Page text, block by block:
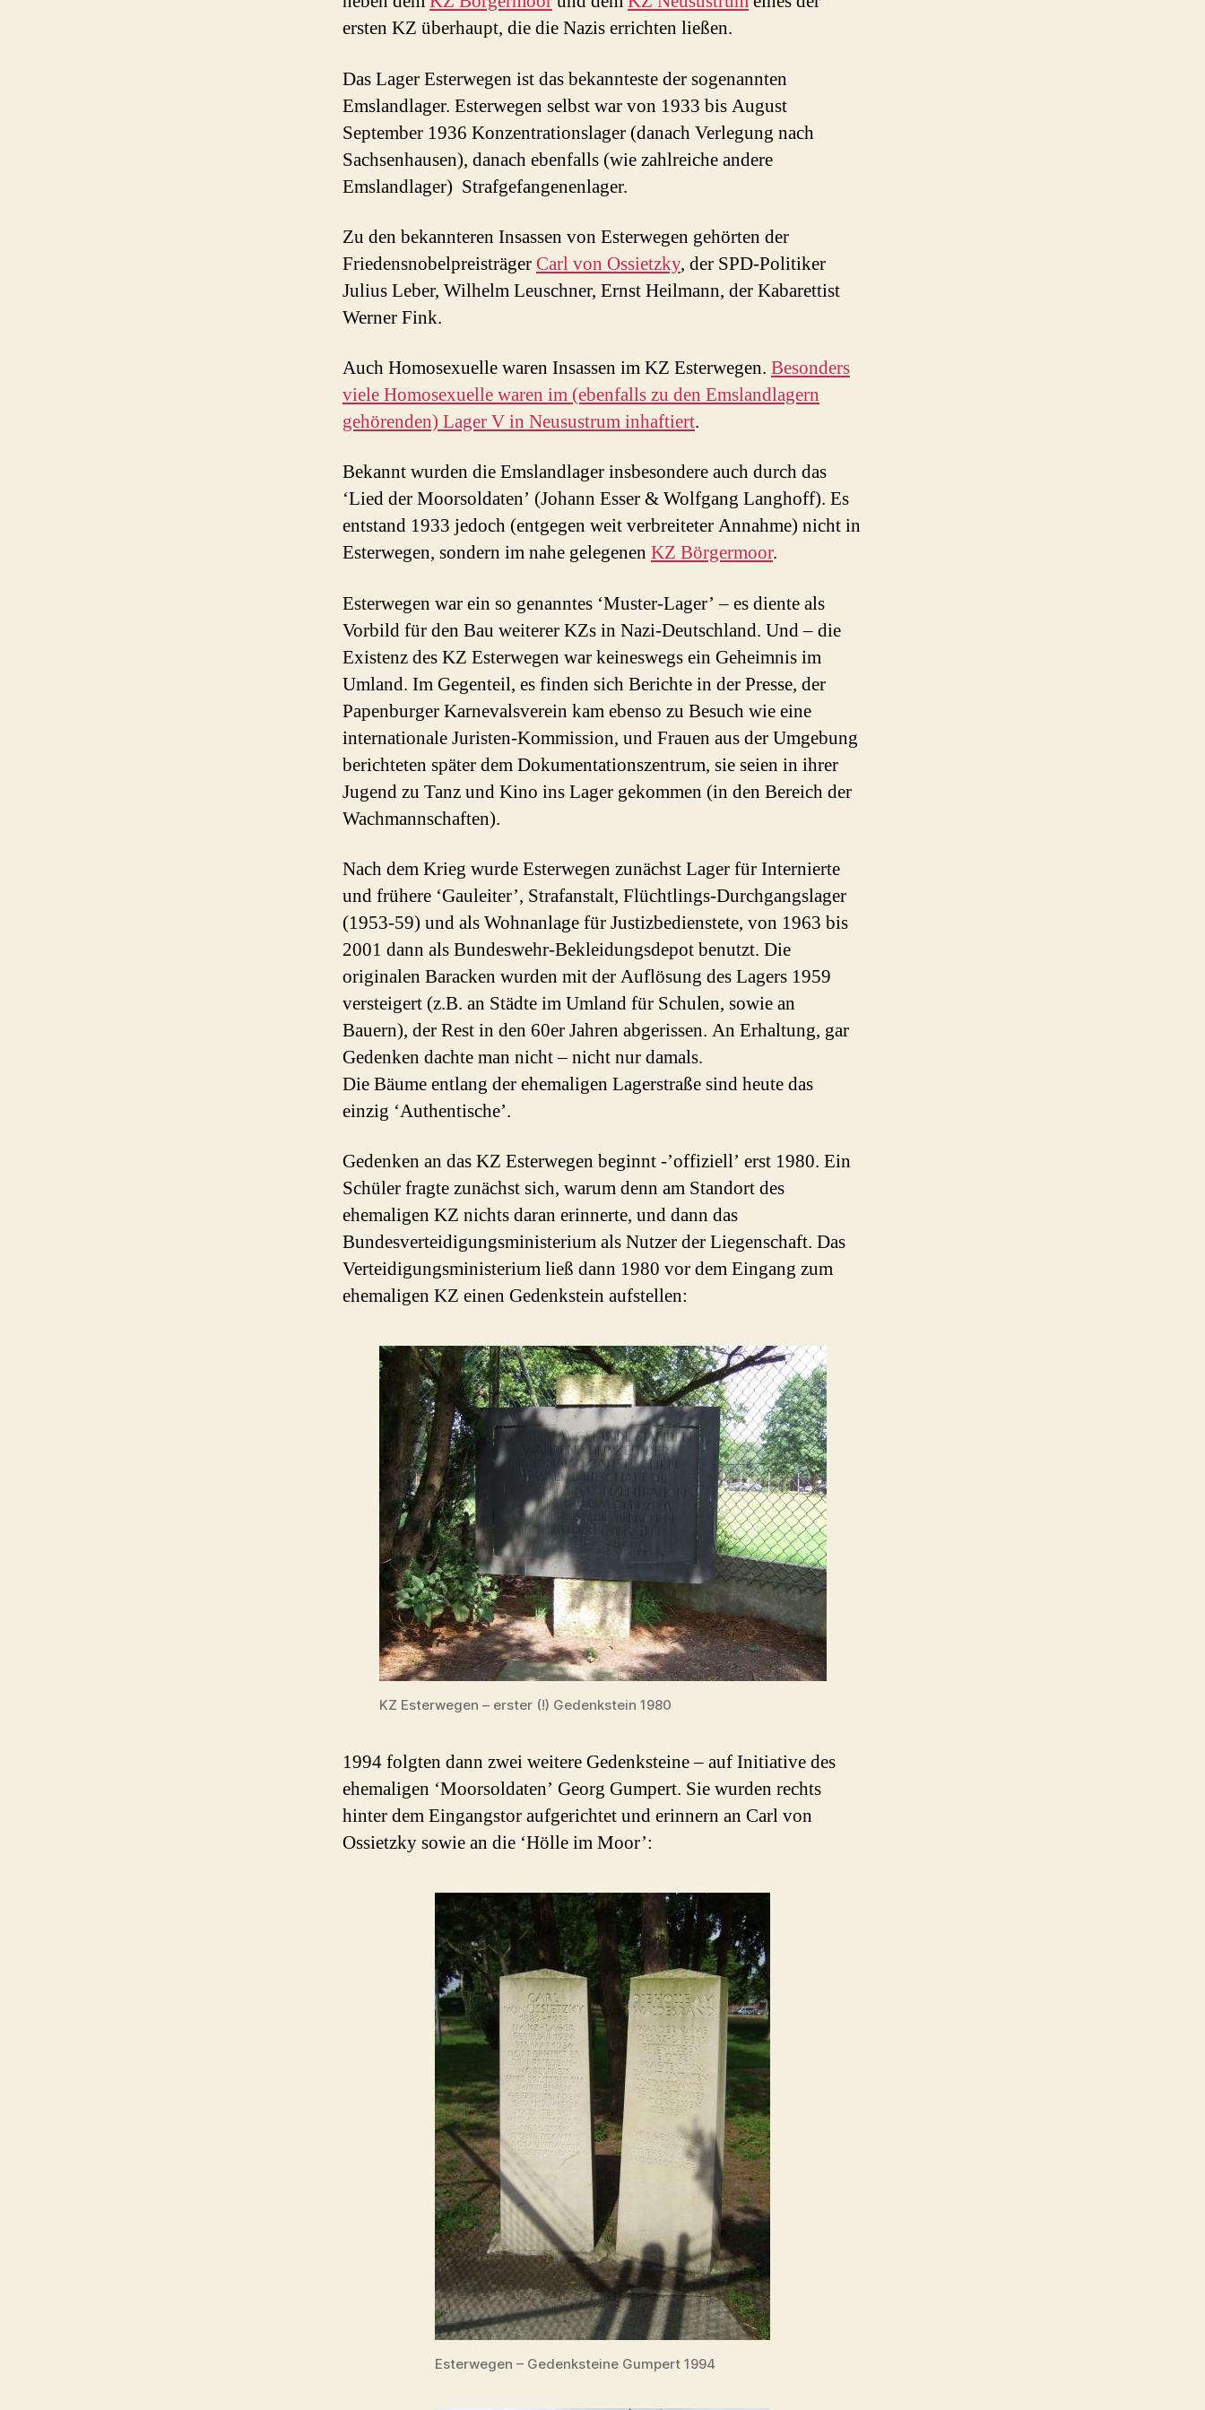
ersten KZ überhaupt, die die Nazis errichten ließen.
Das Lager Esterwegen ist das bekannteste der sogenannten
Emslandlager. Esterwegen selbst war von 1933 bis August
September 1936 Konzentrationslager (danach Verlegung nach
Sachsenhausen), danach ebenfalls (wie zahlreiche andere
Emslandlager) Strafgefangenenlager.
Zu den bekannteren Insassen von Esterwegen gehörten der
Friedensnobelpreisträger Carl von Ossietzky, der SPD-Politiker
Julius Leber, Wilhelm Leuschner, Ernst Heilmann, der Kabarettist
Werner Fink.
Auch Homosexuelle waren Insassen im KZ Esterwegen. Besonders
viele Homosexuelle waren im (ebenfalls zu den Emslandlagern
gehörenden) Lager V in Neusustrum inhaftiert.
Bekannt wurden die Emslandlager insbesondere auch durch das
‘Lied der Moorsoldaten’ (Johann Esser & Wolfgang Langhoff). Es
entstand 1933 jedoch (entgegen weit verbreiteter Annahme) nicht in
Esterwegen, sondern im nahe gelegenen KZ Börgermoor.
Esterwegen war ein so genanntes ‘Muster-Lager’ – es diente als
Vorbild für den Bau weiterer KZs in Nazi-Deutschland. Und – die
Existenz des KZ Esterwegen war keineswegs ein Geheimnis im
Umland. Im Gegenteil, es finden sich Berichte in der Presse, der
Papenburger Karnevalsverein kam ebenso zu Besuch wie eine
internationale Juristen-Kommission, und Frauen aus der Umgebung
berichteten später dem Dokumentationszentrum, sie seien in ihrer
Jugend zu Tanz und Kino ins Lager gekommen (in den Bereich der
Wachmannschaften).
Nach dem Krieg wurde Esterwegen zunächst Lager für Internierte
und frühere ‘Gauleiter’, Strafanstalt, Flüchtlings-Durchgangslager
(1953-59) und als Wohnanlage für Justizbedienstete, von 1963 bis
2001 dann als Bundeswehr-Bekleidungsdepot benutzt. Die
originalen Baracken wurden mit der Auflösung des Lagers 1959
versteigert (z.B. an Städte im Umland für Schulen, sowie an
Bauern), der Rest in den 60er Jahren abgerissen. An Erhaltung, gar
Gedenken dachte man nicht – nicht nur damals.
Die Bäume entlang der ehemaligen Lagerstraße sind heute das
einzig ‘Authentische’.
Gedenken an das KZ Esterwegen beginnt -’offiziell’ erst 1980. Ein
Schüler fragte zunächst sich, warum denn am Standort des
ehemaligen KZ nichts daran erinnerte, und dann das
Bundesverteidigungsministerium als Nutzer der Liegenschaft. Das
Verteidigungsministerium ließ dann 1980 vor dem Eingang zum
ehemaligen KZ einen Gedenkstein aufstellen:
KZ Esterwegen – erster (!) Gedenkstein 1980
1994 folgten dann zwei weitere Gedenksteine – auf Initiative des
ehemaligen ‘Moorsoldaten’ Georg Gumpert. Sie wurden rechts
hinter dem Eingangstor aufgerichtet und erinnern an Carl von
Ossietzky sowie an die ‘Hölle im Moor’:
Esterwegen – Gedenksteine Gumpert 1994